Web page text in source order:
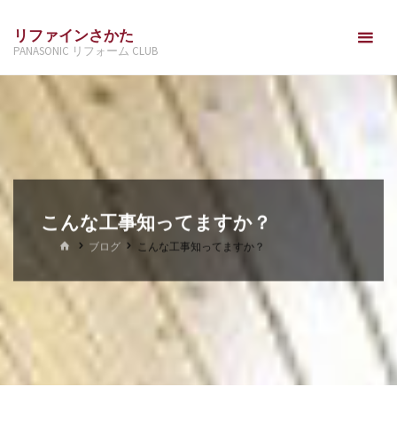
キ
ッ
プ
リファインさかた
PANASONIC リフォーム CLUB
こんな工事知ってますか？
ホ ブログ こんな工事知ってますか？